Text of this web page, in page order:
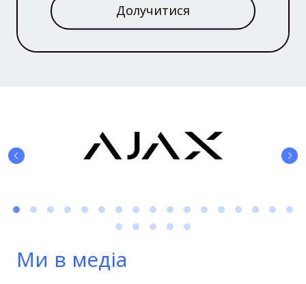
Долучитися
Ми в медіа